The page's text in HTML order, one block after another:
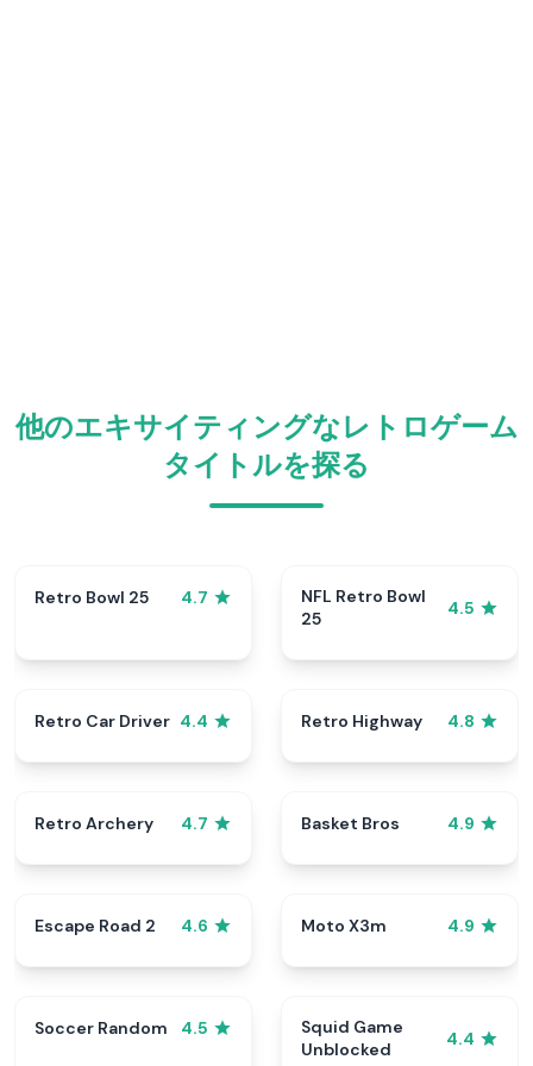
他のエキサイティングなレトロゲーム
タイトルを探る
Retro Bowl 25 4.7
NFL Retro Bowl
25
4.5
Retro Car Driver 4.4 Retro Highway 4.8
Retro Archery 4.7 Basket Bros 4.9
Escape Road 2 4.6 Moto X3m 4.9
Soccer Random 4.5
Squid Game
Unblocked
4.4